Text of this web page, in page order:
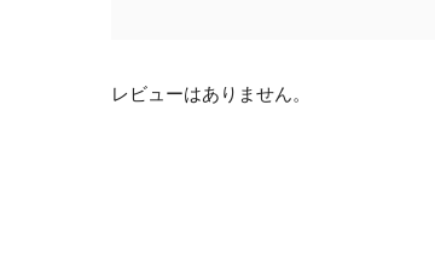
レビューはありません。